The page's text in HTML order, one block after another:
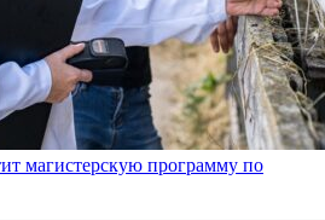
магистерскую программу по